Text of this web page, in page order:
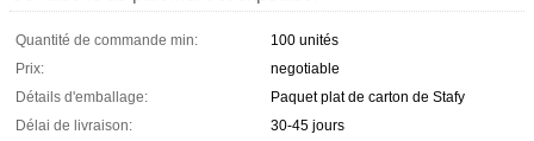
Quantité de commande min:
100 unités
Prix:
negotiable
Détails d'emballage:
Paquet plat de carton de Stafy
Délai de livraison:
30-45 jours